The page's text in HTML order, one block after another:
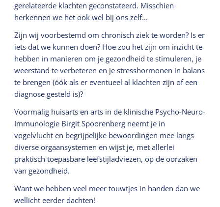
gerelateerde klachten geconstateerd. Misschien
herkennen we het ook wel bij ons zelf...
Zijn wij voorbestemd om chronisch ziek te worden? Is er
iets dat we kunnen doen? Hoe zou het zijn om inzicht te
hebben in manieren om je gezondheid te stimuleren, je
weerstand te verbeteren en je stresshormonen in balans
te brengen (óók als er eventueel al klachten zijn of een
diagnose gesteld is)?
Voormalig huisarts en arts in de klinische Psycho-Neuro-
Immunologie Birgit Spoorenberg neemt je in
vogelvlucht en begrijpelijke bewoordingen mee langs
diverse orgaansystemen en wijst je, met allerlei
praktisch toepasbare leefstijladviezen, op de oorzaken
van gezondheid.
Want we hebben veel meer touwtjes in handen dan we
wellicht eerder dachten!